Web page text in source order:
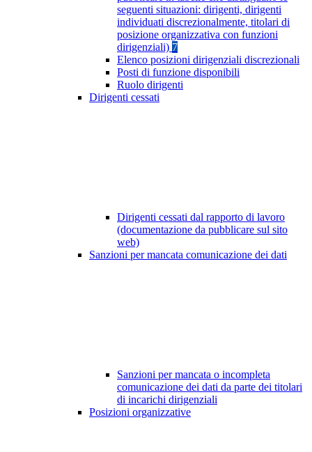
seguenti situazioni: dirigenti, dirigenti
individuati discrezionalmente, titolari di
posizione organizzativa con funzioni
dirigenziali) 7
Elenco posizioni dirigenziali discrezionali
Posti di funzione disponibili
Ruolo dirigenti
Dirigenti cessati
Dirigenti cessati dal rapporto di lavoro
(documentazione da pubblicare sul sito
web)
Sanzioni per mancata comunicazione dei dati
Sanzioni per mancata o incompleta
comunicazione dei dati da parte dei titolari
di incarichi dirigenziali
Posizioni organizzative